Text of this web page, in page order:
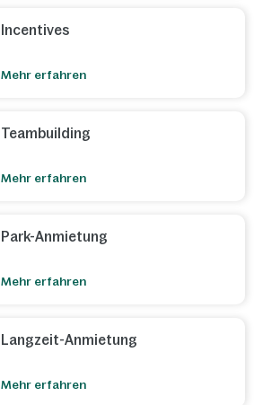
Incentives
Mehr erfahren
Teambuilding
Mehr erfahren
Park-Anmietung
Mehr erfahren
Langzeit-Anmietung
Mehr erfahren